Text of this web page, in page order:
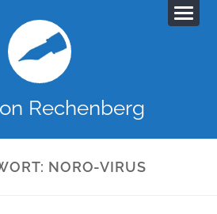
Rechenberg
NORO-VIRUS